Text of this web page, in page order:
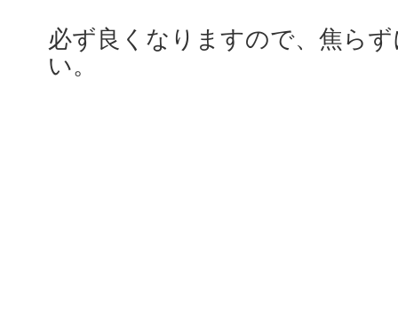
必ず良くなりますので、焦ら
い。